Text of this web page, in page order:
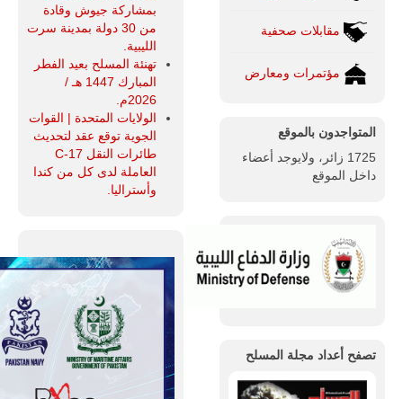
مقابلات صحفية
مؤتمرات ومعارض
المتواجدون بالموقع
1725 زائر، ولايوجد أعضاء
داخل الموقع
تصفح أعداد مجلة المسلح
بمشاركة جيوش وقادة
من 30 دولة بمدينة سرت
الليبية.
تهنئة المسلح بعيد الفطر
المبارك 1447 هـ /
2026م.
الولايات المتحدة | القوات
الجوية توقع عقد لتحديث
طائرات النقل C-17
العاملة لدى كل من كندا
وأستراليا.